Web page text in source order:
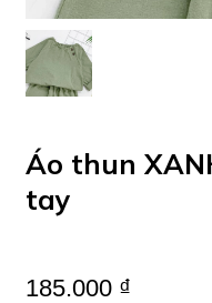
Áo thun
tay
185.000 ₫